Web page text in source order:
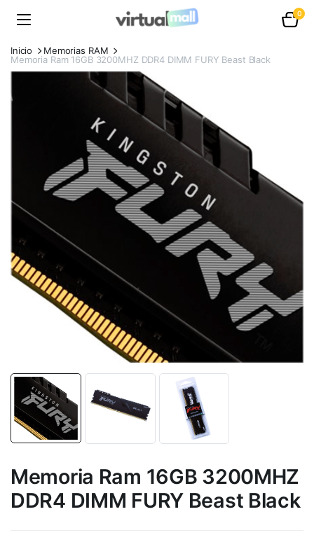
0
Inicio
Memorias RAM
Memoria Ram 16GB 3200MHZ DDR4 DIMM FURY Beast Black
Memoria Ram 16GB 3200MHZ
DDR4 DIMM FURY Beast Black